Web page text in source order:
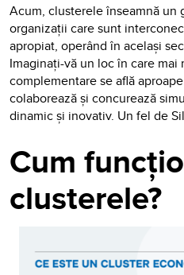
Acum, clusterele înseamnă
organizații care sunt
apropiat, operând în același
Imaginați-vă un loc în care mai
complementare se află
colaborează și concurează
dinamic și inovativ. Un fel de
Cum
clusterele?